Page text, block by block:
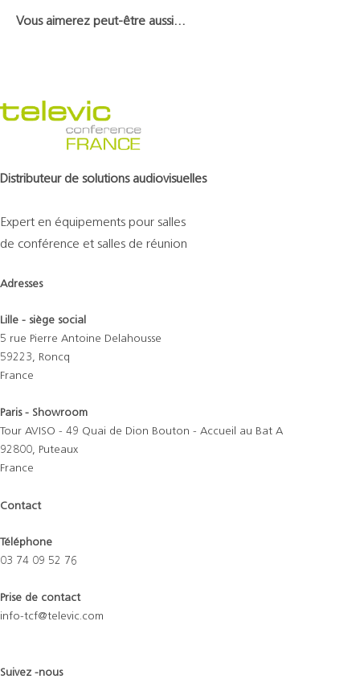
Vous aimerez peut-être aussi…
Distributeur de solutions audiovisuelles
Expert en équipements pour salles
de conférence et salles de réunion
Adresses
Lille - siège social
5 rue Pierre Antoine Delahousse
59223, Roncq
France
Paris - Showroom
Tour AVISO - 49 Quai de Dion Bouton - Accueil au Bat A
92800, Puteaux
France
Contact
Téléphone
03 74 09 52 76
Prise de contact
info-tcf@televic.com
Suivez -nous